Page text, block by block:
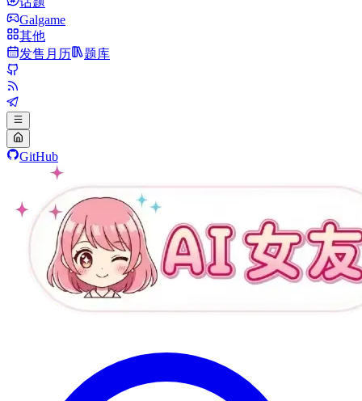
Galgame
其他
发售月历
题库
GitHub